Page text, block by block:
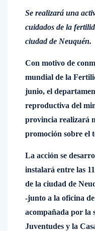
Se realizará una
cuidados de la
ciudad de Neuquén.
Con motivo de
mundial de la
junio, el
reproductiva del
provincia realizará
promoción sobre el
La acción se
instalará entre las
de la ciudad de
-junto a la oficina
acompañada por la
Juventudes y la